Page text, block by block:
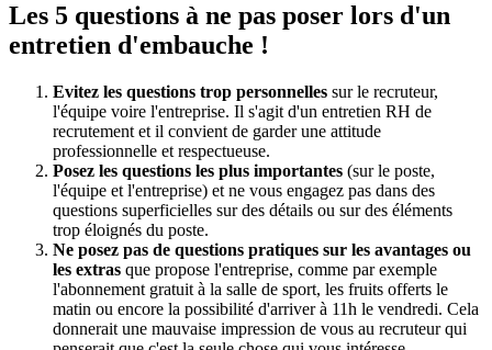
Les 5 questions à ne pas poser lors d'un
entretien d'embauche !
Evitez les questions trop personnelles sur le recruteur,
l'équipe voire l'entreprise. Il s'agit d'un entretien RH de
recrutement et il convient de garder une attitude
professionnelle et respectueuse.
Posez les questions les plus importantes (sur le poste,
l'équipe et l'entreprise) et ne vous engagez pas dans des
questions superficielles sur des détails ou sur des éléments
trop éloignés du poste.
Ne posez pas de questions pratiques sur les avantages ou
les extras que propose l'entreprise, comme par exemple
l'abonnement gratuit à la salle de sport, les fruits offerts le
matin ou encore la possibilité d'arriver à 11h le vendredi. Cela
donnerait une mauvaise impression de vous au recruteur qui